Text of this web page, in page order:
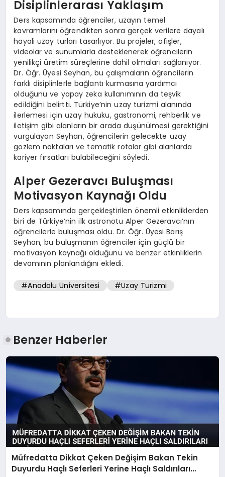
Disiplinlerarası Yaklaşım
Ders kapsamında öğrenciler, uzayın temel
kavramlarını öğrendikten sonra gerçek verilere dayalı
hayali uzay turları tasarlıyor. Bu projeler, afişler,
videolar ve sunumlarla desteklenerek öğrencilerin
yenilikçi üretim süreçlerine dahil olmaları sağlanıyor.
Dr. Öğr. Üyesi Seyhan, bu çalışmaların öğrencilerin
farklı disiplinlerle bağlantı kurmasına yardımcı
olduğunu ve yapay zeka kullanımının da teşvik
edildiğini belirtti. Türkiye’nin uzay turizmi alanında
ilerlemesi için uzay hukuku, gastronomi, rehberlik ve
iletişim gibi alanların bir arada düşünülmesi gerektiğini
vurgulayan Seyhan, öğrencilerin gelecekte uzay
gözlem noktaları ve tematik rotalar gibi alanlarda
kariyer fırsatları bulabileceğini söyledi.
Alper Gezeravcı Buluşması
Motivasyon Kaynağı Oldu
Ders kapsamında gerçekleştirilen önemli etkinliklerden
biri de Türkiye’nin ilk astronotu Alper Gezeravcı’nın
öğrencilerle buluşması oldu. Dr. Öğr. Üyesi Barış
Seyhan, bu buluşmanın öğrenciler için güçlü bir
motivasyon kaynağı olduğunu ve benzer etkinliklerin
devamının planlandığını ekledi.
#Anadolu Üniversitesi #Uzay Turizmi
Benzer Haberler
Müfredatta Dikkat Çeken Değişim Bakan Tekin
Duyurdu Haçlı Seferleri Yerine Haçlı Saldırıları